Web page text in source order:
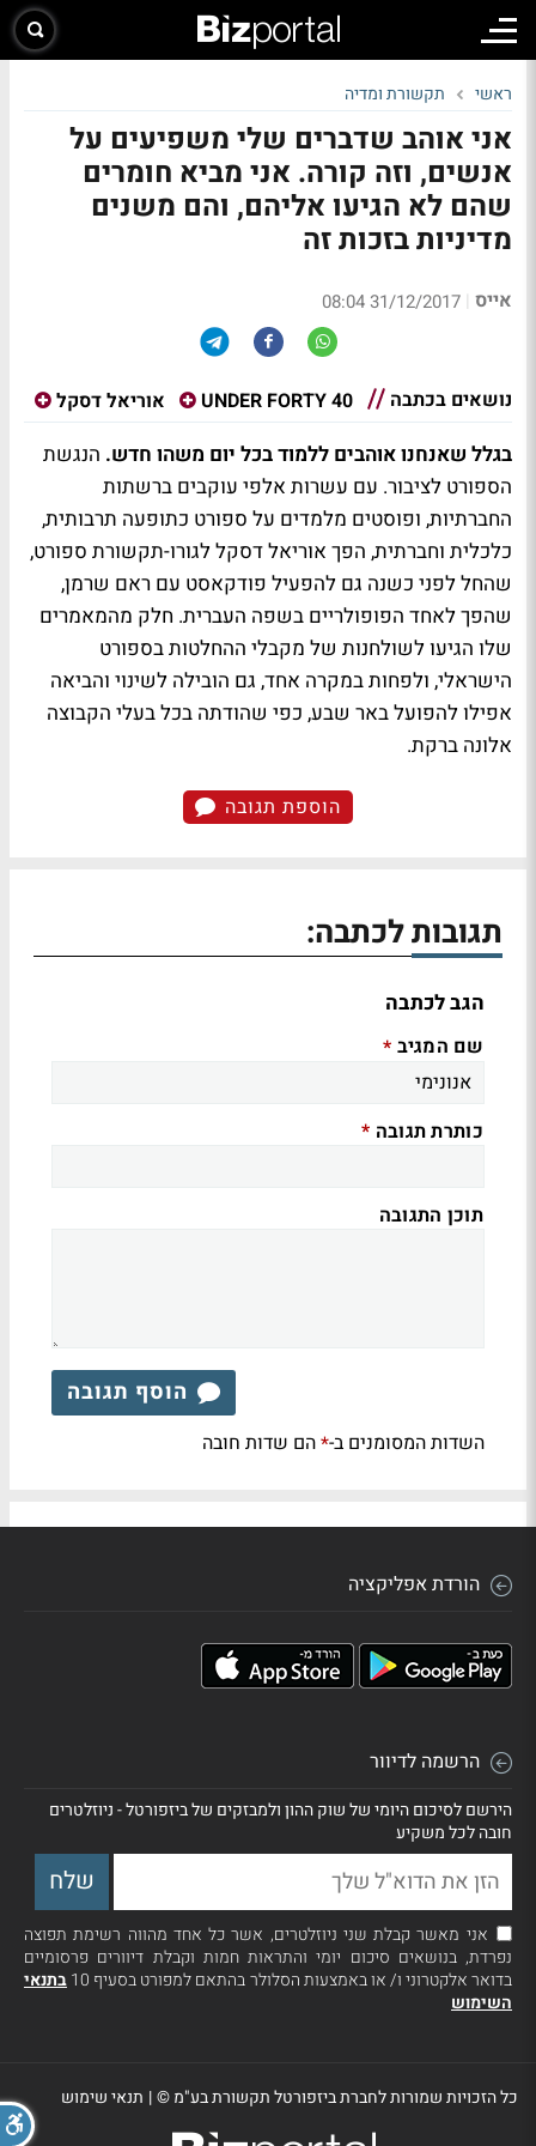
ראשי תקשורת ומדיה
אני אוהב שדברים שלי משפיעים על
אנשים, וזה קורה. אני מביא חומרים
שהם לא הגיעו אליהם, והם משנים
מדיניות בזכות זה
אייס |
31/12/2017 08:04
נושאים בכתבה 40 UNDER FORTY אוריאל דסקל
בגלל שאנחנו אוהבים ללמוד בכל יום משהו חדש. הנגשת
הספורט לציבור. עם עשרות אלפי עוקבים ברשתות
החברתיות, ופוסטים מלמדים על ספורט כתופעה תרבותית,
כלכלית וחברתית, הפך אוריאל דסקל לגורו-תקשורת ספורט,
שהחל לפני כשנה גם להפעיל פודקאסט עם ראם שרמן,
שהפך לאחד הפופולריים בשפה העברית. חלק מהמאמרים
שלו הגיעו לשולחנות של מקבלי ההחלטות בספורט
הישראלי, ולפחות במקרה אחד, גם הובילה לשינוי והביאה
אפילו להפועל באר שבע, כפי שהודתה בכל בעלי הקבוצה
אלונה ברקת.
הוספת תגובה
תגובות לכתבה:
הגב לכתבה
שם המגיב *
כותרת תגובה *
תוכן התגובה
הוסף תגובה
השדות המסומנים ב-*הם שדות חובה
הורדת אפליקציה
הרשמה לדיוור
הירשם לסיכום היומי של שוק ההון ולמבזקים של ביזפורטל - ניוזלטרים
חובה לכל משקיע
אני מאשר קבלת שני ניוזלטרים, אשר כל אחד מהווה רשימת תפוצה
נפרדת, בנושאים סיכום יומי והתראות חמות וקבלת דיוורים פרסומיים
בדואר אלקטרוני ו/ או באמצעות הסלולר בהתאם למפורט בסעיף 10
בתנאי
השימוש
כל הזכויות שמורות לחברת ביזפורטל תקשורת בע"מ ©| תנאי שימוש